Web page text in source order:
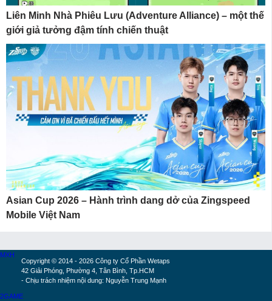
Liên Minh Nhà Phiêu Lưu (Adventure Alliance) – một thế
giới giả tưởng đậm tính chiến thuật
Asian Cup 2026 – Hành trình dang dở của Zingspeed
Mobile Việt Nam
Copyright © 2014 - 2026 Công ty Cổ Phần Wetaps
42 Giải Phóng, Phường 4, Tân Bình, Tp.HCM
- Chịu trách nhiệm nội dung: Nguyễn Trung Mạnh
MXH
2GAME